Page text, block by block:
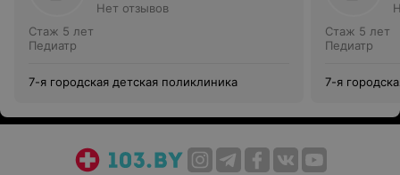
Нет отзывов
Стаж 5 лет
Педиатр
7-я городская детская поликлиника
Стаж 5 лет
Педиатр
7-я